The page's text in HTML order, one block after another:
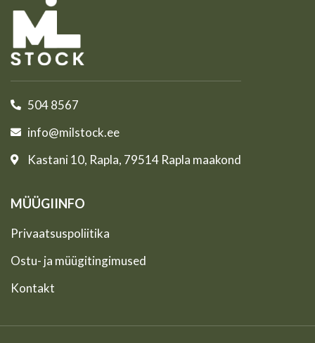
504 8567
info@milstock.ee
Kastani 10, Rapla, 79514 Rapla maakond
MÜÜGIINFO
Privaatsuspoliitika
Ostu- ja müügitingimused
Kontakt